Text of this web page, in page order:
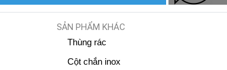
SẢN PHẨM KHÁC
Thùng rác
Cột chắn inox